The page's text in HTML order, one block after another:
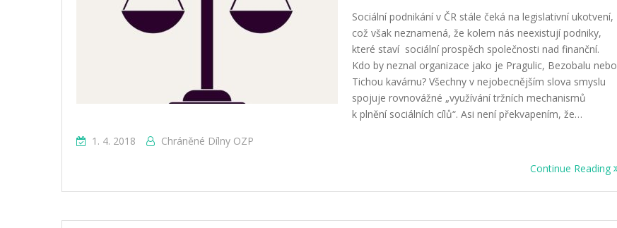
Sociální podnikání v ČR stále čeká na legislativní ukotvení,
což však neznamená, že kolem nás neexistují podniky,
které staví sociální prospěch společnosti nad finanční.
Kdo by neznal organizace jako je Pragulic, Bezobalu nebo
Tichou kavárnu? Všechny v nejobecnějším slova smyslu
spojuje rovnovážné „využívání tržních mechanismů
k plnění sociálních cílů“. Asi není překvapením, že…
1. 4. 2018
Chráněné Dílny OZP
Continue Reading